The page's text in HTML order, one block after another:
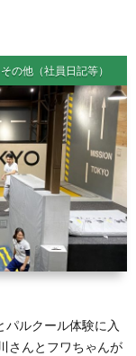
その他（社員日記等）
ルクール体験に入
さんとフワちゃんが